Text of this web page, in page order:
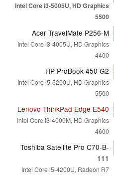
Intel Core i3-5005U, HD Graphics
5500
Acer TravelMate P256-M
Intel Core i3-4005U, HD Graphics
4400
HP ProBook 450 G2
Intel Core i5-5200U, HD Graphics
5500
Lenovo ThinkPad Edge E540
Intel Core i3-4000M, HD Graphics
4600
Toshiba Satellite Pro C70-B-
111
Intel Core i5-4200U, Radeon R7